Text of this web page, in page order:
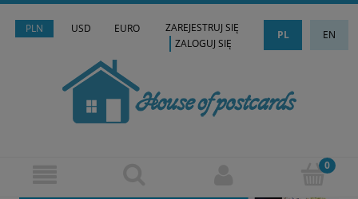
PLN USD EURO PL EN
ZAREJESTRUJ SIĘ
ZALOGUJ SIĘ